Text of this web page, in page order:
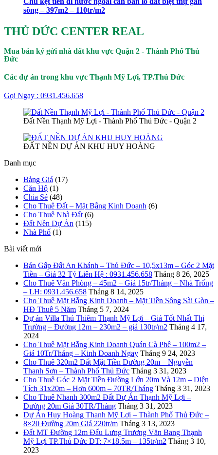
sông – 397m2 – 110tr/m2
THỦ DỨC CENTER REAL
Mua bán ký gửi nhà đất khu vực Quận 2 - Thành Phố Thủ
Đức
Các dự án trong khu vực Thạnh Mỹ Lợi, TP.Thủ Đức
Gọi Ngay : 0931.456.658
Đất Nền Thạnh Mỹ Lợi - Thành Phố Thủ Đức - Quận 2
ĐẤT NỀN DỰ ÁN KHU HUY HOÀNG
Danh mục
Bảng Giá (17)
Căn Hộ (1)
Chia Sẻ (48)
Cho Thuê Đất – Mặt Bằng Kinh Doanh (6)
Cho Thuê Nhà Đất(6)
Đất Nền Dự Án (115)
Nhà Phố (1)
Bài viết mới
Bán Gấp Đất An Khánh – Thủ Đức – 10,5x13m – Góc 2 Mặt
Tiền – Giá 32 Tỷ Liên Hệ : 0931.456.658 Tháng 8 26, 2025
Cho Thuê Văn Phòng – 45m2 – Giá 15tr/Tháng – Nhà Trống
– LH: 0931.456.658 Tháng 8 14, 2025
Cho Thuê Mặt Bằng Kinh Doanh – Mặt Tiền Sông Sài Gòn –
HĐ Thuê 5 Năm Tháng 5 7, 2024
Dự án Villa Thủ Thiêm Thạnh Mỹ Lợi – Giá Tốt Nhất Thị
Trường – Đường 12m – 230m2 – giá 130tr/m2 Tháng 4 17,
2024
Cho Thuê Mặt Bằng Kinh Doanh Quán Cà Phê – 100m2 –
Giá 10Tr/Tháng – Kinh Doanh Ngay Tháng 9 24, 2023
Cho Thuê 320m2 Đất Mặt Tiền Đường 20m – Nguyễn
Thanh Sơn – Thành Phố Thủ Đức Tháng 3 31, 2023
Cho Thuê Góc 2 Mặt Tiền Đường Lớn 20m Và 12m – Diện
Tích 31x20m – Hơn 600m – 70TR/Tháng Tháng 3 31, 2023
Cho Thuê Nhanh 300m2 Đất Dự Án Thạnh Mỹ Lợi –
Đường 20m Giá 30TR/Tháng Tháng 3 31, 2023
Dự Án Huy Hoàng Thạnh Mỹ Lợi – Thành Phố Thủ Đức –
8×20 Đường 20m Giá 220tr/m Tháng 3 13, 2023
Đất MT Đường 12m Đấu Lưng Trương Văn Bang Thạnh
Mỹ Lợi TP.Thủ Đức DT: 7×18.5m – 135tr/m2 Tháng 3 10,
2023